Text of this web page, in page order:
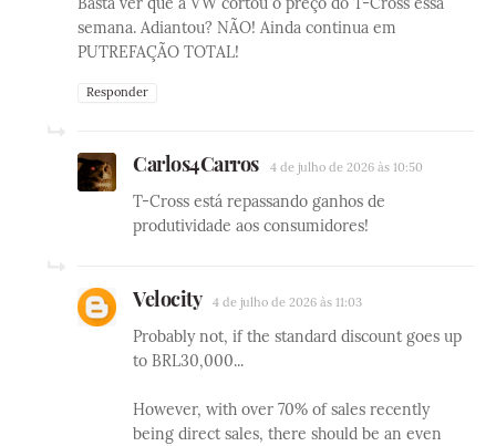
semana. Adiantou? NÃO! Ainda continua em
PUTREFAÇÃO TOTAL!
Responder
Carlos4Carros 4 de julho de 2026 às 10:50
T-Cross está repassando ganhos de
produtividade aos consumidores!
Velocity 4 de julho de 2026 às 11:03
Probably not, if the standard discount goes up
to BRL30,000...
However, with over 70% of sales recently
being direct sales, there should be an even